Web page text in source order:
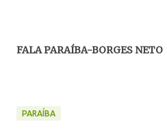
FALA PARAÍBA-BORGES NETO
PARAÍBA